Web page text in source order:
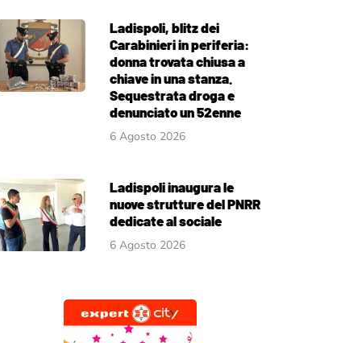
Ladispoli, blitz dei
Carabinieri in periferia:
donna trovata chiusa a
chiave in una stanza.
Sequestrata droga e
denunciato un 52enne
6 Agosto 2026
Ladispoli inaugura le
nuove strutture del PNRR
dedicate al sociale
6 Agosto 2026